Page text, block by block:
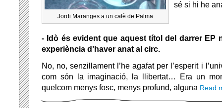
Jordi Maranges a un cafè de Palma
sé si hi he
- Idò és evident que aquest títol del darrer EP
experiència d’haver anat al circ.
No, no, senzillament l’he agafat per l’esperit i
com són la imaginació, la llibertat… Era un
quelcom menys fosc, menys profund, alguna Read